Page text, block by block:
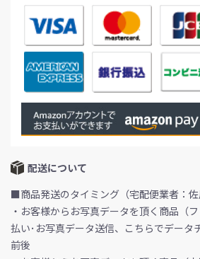
配送について
■商品発送のタイミング（宅配便業者：佐
・お客様からお写真データを頂く商品（
払い･お写真データ送信、こちらでデータ
前後